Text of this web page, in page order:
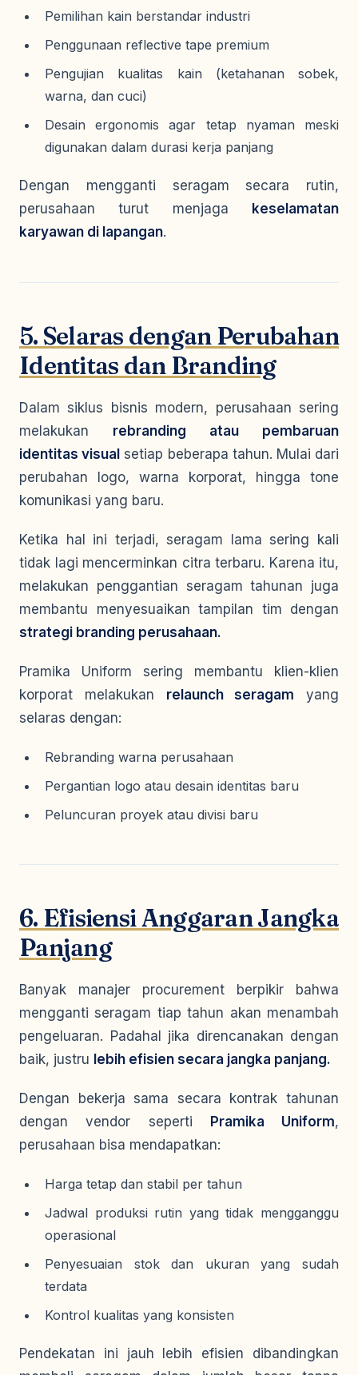
Pemilihan kain berstandar industri
Penggunaan reflective tape premium
Pengujian kualitas kain (ketahanan sobek,
warna, dan cuci)
Desain ergonomis agar tetap nyaman meski
digunakan dalam durasi kerja panjang
Dengan mengganti seragam secara rutin,
perusahaan turut menjaga
keselamatan
karyawan di lapangan.
5. Selaras dengan Perubahan
Identitas dan Branding
Dalam siklus bisnis modern, perusahaan sering
melakukan rebranding atau pembaruan
identitas visual setiap beberapa tahun. Mulai dari
perubahan logo, warna korporat, hingga tone
komunikasi yang baru.
Ketika hal ini terjadi, seragam lama sering kali
tidak lagi mencerminkan citra terbaru. Karena itu,
melakukan penggantian seragam tahunan juga
membantu menyesuaikan tampilan tim dengan
strategi branding perusahaan.
Pramika Uniform sering membantu klien-klien
korporat melakukan relaunch seragam yang
selaras dengan:
Rebranding warna perusahaan
Pergantian logo atau desain identitas baru
Peluncuran proyek atau divisi baru
6. Efisiensi Anggaran Jangka
Panjang
Banyak manajer procurement berpikir bahwa
mengganti seragam tiap tahun akan menambah
pengeluaran. Padahal jika direncanakan dengan
baik, justru lebih efisien secara jangka panjang.
Dengan bekerja sama secara kontrak tahunan
dengan vendor seperti
Pramika Uniform,
perusahaan bisa mendapatkan:
Harga tetap dan stabil per tahun
Jadwal produksi rutin yang tidak mengganggu
operasional
Penyesuaian stok dan ukuran yang sudah
terdata
Kontrol kualitas yang konsisten
Pendekatan ini jauh lebih efisien dibandingkan